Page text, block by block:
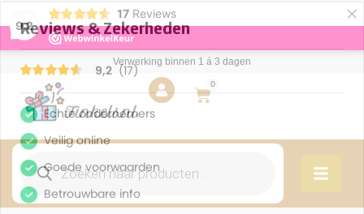
9,2
17 Reviews ×
Verwerking binnen 1 á 3 dagen
0